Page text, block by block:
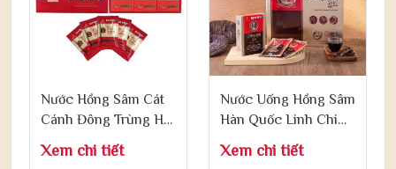
Nước Hồng Sâm Cát
Cánh Đông Trùng Hạ
Thảo 70ml x 30 Gói
Xem chi tiết
Nước Uống Hồng Sâm
Hàn Quốc Linh Chi
Táo Đỏ - Korean Red
Ginseng Drink Gold
Xem chi tiết